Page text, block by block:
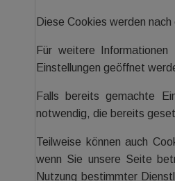
Diese Cookies werden
Für weitere
Einstellungen geöffnet
Falls bereits gemachte
notwendig, die bereits
Teilweise können auch
wenn Sie unsere Seite
Nutzung bestimmter